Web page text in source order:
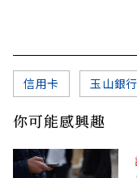
信用卡 玉山銀行
你可能感興趣